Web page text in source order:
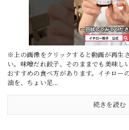
※上の画像をクリックすると動画が再生
い。味噌だれ餃子、そのままでも美味し
おすすめの食べ方があります。イチロー
油を、ちょい足...
続きを読む